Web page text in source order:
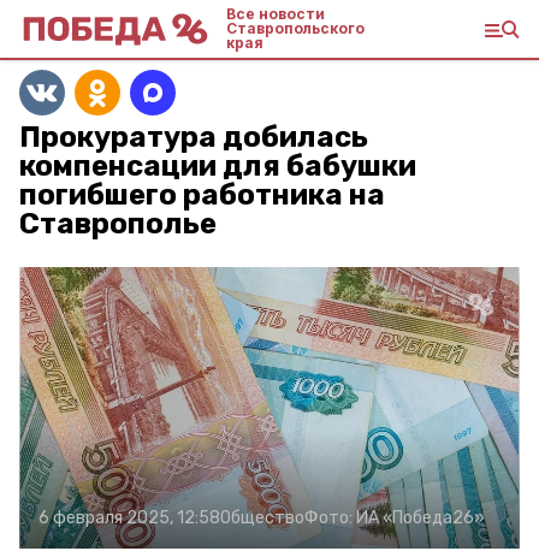
Все новости
Ставропольского
края
Прокуратура добилась
компенсации для бабушки
погибшего работника на
Ставрополье
6 февраля 2025, 12:58ОбществоФото: ИА «Победа26»